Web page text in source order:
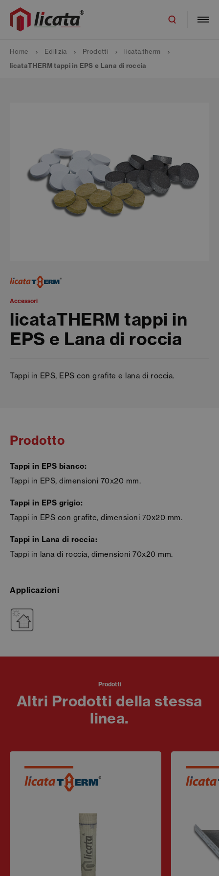
Home Edilizia Prodotti
licata.therm
licataTHERM tappi in EPS e Lana di roccia
Accessori
licataTHERM tappi in
EPS e Lana di roccia
Tappi in EPS, EPS con grafite e lana di roccia.
Prodotto
Tappi in EPS bianco:
Tappi in EPS, dimensioni 70x20 mm.
Tappi in EPS grigio:
Tappi in EPS con grafite, dimensioni 70x20 mm.
Tappi in Lana di roccia:
Tappi in lana di roccia, dimensioni 70x20 mm.
Applicazioni
Prodotti
Altri Prodotti della stessa
linea.